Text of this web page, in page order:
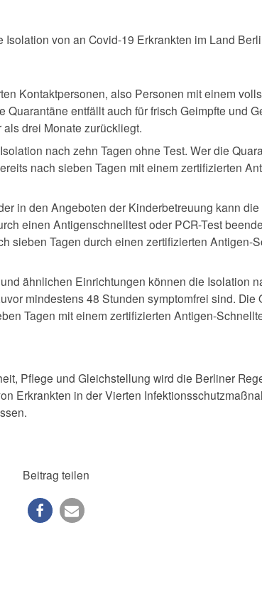
von an Covid-19 Erkrankten im Land
Kontaktpersonen, also Personen mit einem
Quarantäne entfällt auch für frisch Geimpfte und
drei Monate zurückliegt.
nach zehn Tagen ohne Test. Wer die
nach sieben Tagen mit einem zertifizierten
in den Angeboten der Kinderbetreuung kann
einen Antigenschnelltest oder PCR-Test
sieben Tagen durch einen zertifizierten Antigen-
ähnlichen Einrichtungen können die Isolation
mindestens 48 Stunden symptomfrei sind. Die
Tagen mit einem zertifizierten Antigen-
Pflege und Gleichstellung wird die Berliner
Erkrankten in der Vierten
Beitrag teilen